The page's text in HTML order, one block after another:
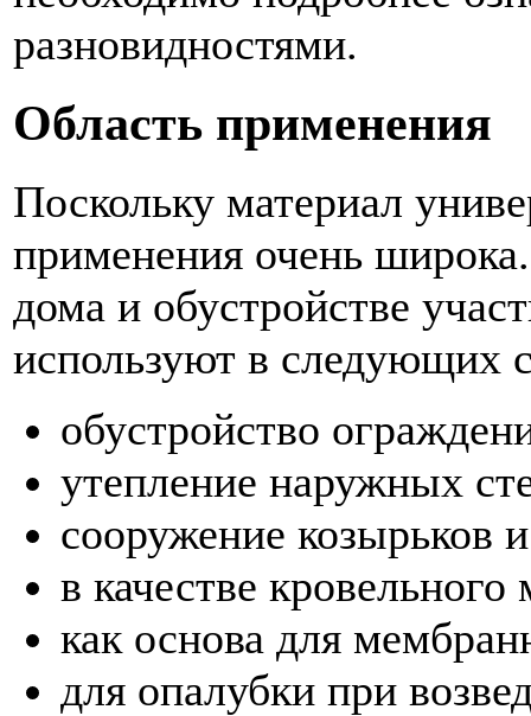
разновидностями.
Область применения
Поскольку материал
применения очень
дома и обустройстве
используют в следующих
обустройство
утепление наружных
сооружение козырьков
в качестве кровельного
как основа для
для опалубки при